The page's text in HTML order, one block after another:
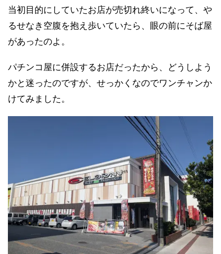
当初目的にしていたお店が売切れ終いになって、や
るせなき空腹を抱え歩いていたら、眼の前にそば屋
があったのよ。
パチンコ屋に併設するお店だったから、どうしよう
かと迷ったのですが、せっかくなのでワンチャンか
けてみました。